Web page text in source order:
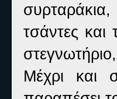
συρταράκια,
τσάντες και
Μέχρι και